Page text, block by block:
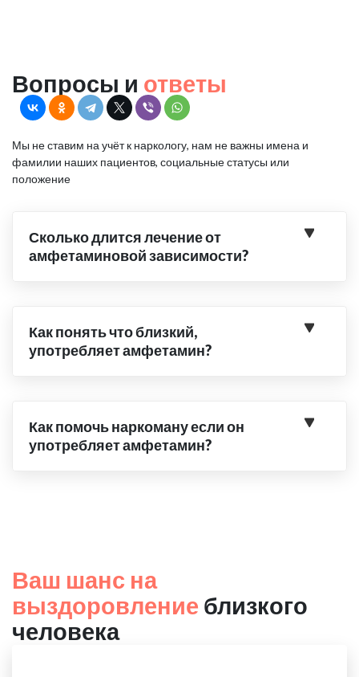
Вопросы и ответы
Мы не ставим на учёт к наркологу, нам не важны имена и
фамилии наших пациентов, социальные статусы или
положение
Сколько длится лечение от
амфетаминовой зависимости?
Как понять что близкий,
употребляет амфетамин?
Как помочь наркоману если он
употребляет амфетамин?
Ваш шанс на
выздоровление близкого
человека